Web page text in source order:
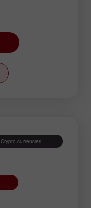
GBPUSD
USDCAD
AUDUSD
Crypto-currencies